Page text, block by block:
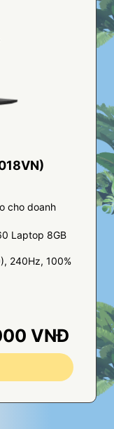
cho doanh
Laptop 8GB
240Hz, 100%
VNĐ